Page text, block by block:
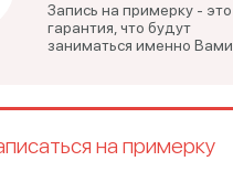
Запись на примерку - это
гарантия, что будут
заниматься именно Вами.
на примерку